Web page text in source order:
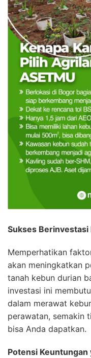
Sukses
Memperhatikan
akan meningkatkan
tanah kebun durian
investasi ini
dalam merawat
perawatan, semakin
bisa Anda dapatkan.
Potensi